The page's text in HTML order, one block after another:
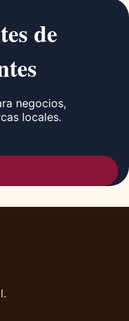
de
negocios,
locales.